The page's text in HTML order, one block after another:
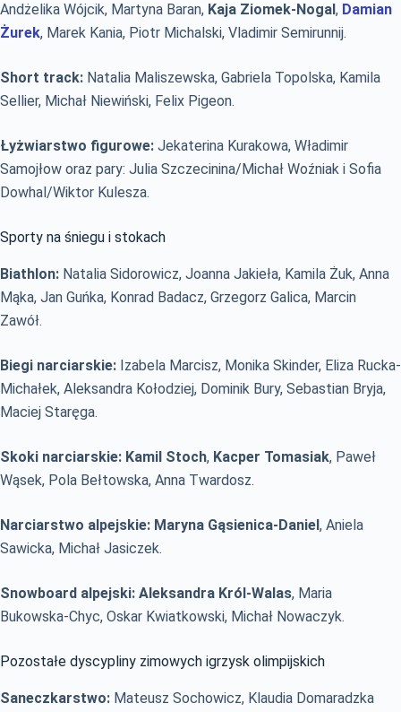
Andżelika Wójcik, Martyna Baran, Kaja Ziomek-Nogal, Damian
Żurek, Marek Kania, Piotr Michalski, Vladimir Semirunnij.
Short track: Natalia Maliszewska, Gabriela Topolska, Kamila
Sellier, Michał Niewiński, Felix Pigeon.
Łyżwiarstwo figurowe: Jekaterina Kurakowa, Władimir
Samojłow oraz pary: Julia Szczecinina/Michał Woźniak i Sofia
Dowhal/Wiktor Kulesza.
Sporty na śniegu i stokach
Biathlon: Natalia Sidorowicz, Joanna Jakieła, Kamila Żuk, Anna
Mąka, Jan Guńka, Konrad Badacz, Grzegorz Galica, Marcin
Zawół.
Biegi narciarskie: Izabela Marcisz, Monika Skinder, Eliza Rucka-
Michałek, Aleksandra Kołodziej, Dominik Bury, Sebastian Bryja,
Maciej Staręga.
Skoki narciarskie: Kamil Stoch, Kacper Tomasiak, Paweł
Wąsek, Pola Bełtowska, Anna Twardosz.
Narciarstwo alpejskie: Maryna Gąsienica-Daniel, Aniela
Sawicka, Michał Jasiczek.
Snowboard alpejski: Aleksandra Król-Walas, Maria
Bukowska-Chyc, Oskar Kwiatkowski, Michał Nowaczyk.
Pozostałe dyscypliny zimowych igrzysk olimpijskich
Saneczkarstwo: Mateusz Sochowicz, Klaudia Domaradzka